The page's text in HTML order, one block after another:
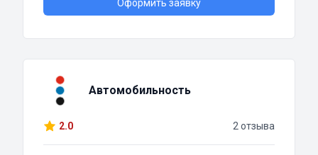
Оформить заявку
Автомобильность
2.0 2 отзыва